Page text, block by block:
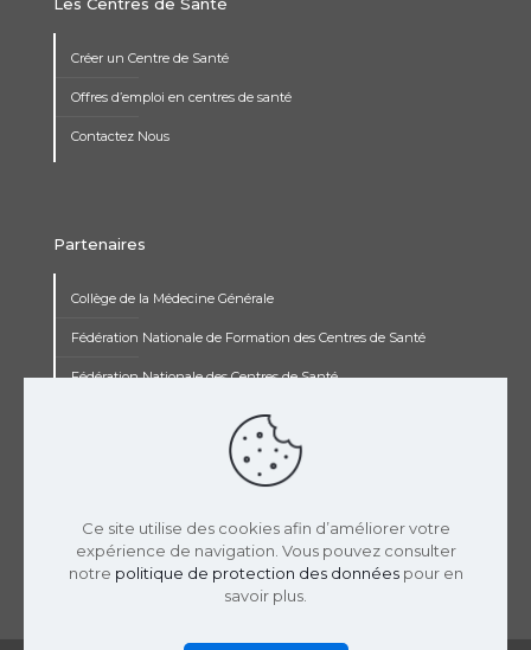
Créer un Centre de Santé
Offres d’emploi en centres de santé
Contactez Nous
Partenaires
Collège de la Médecine Générale
Fédération Nationale de Formation des Centres de Santé
Fédération Nationale des Centres de Santé
Institut de Recherche Jean François Rey
Ce site utilise des cookies afin d’améliorer votre
expérience de navigation. Vous pouvez consulter
notre politique de protection des donnéespour en
savoir plus.